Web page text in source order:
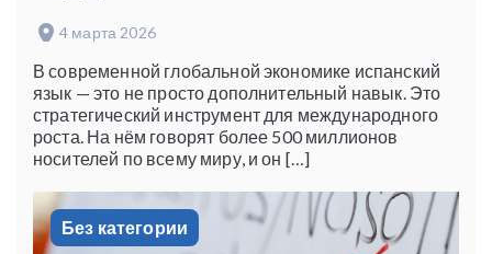
4 марта 2026
В современной глобальной экономике испанский
язык — это не просто дополнительный навык. Это
стратегический инструмент для международного
роста. На нём говорят более 500 миллионов
носителей по всему миру, и он […]
Без категории